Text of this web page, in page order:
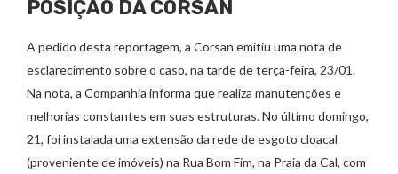
POSIÇÃO DA CORSAN
A pedido desta reportagem, a Corsan emitiu uma nota de
esclarecimento sobre o caso, na tarde de terça-feira, 23/01.
Na nota, a Companhia informa que realiza manutenções e
melhorias constantes em suas estruturas. No último domingo,
21, foi instalada uma extensão da rede de esgoto cloacal
(proveniente de imóveis) na Rua Bom Fim, na Praia da Cal, com